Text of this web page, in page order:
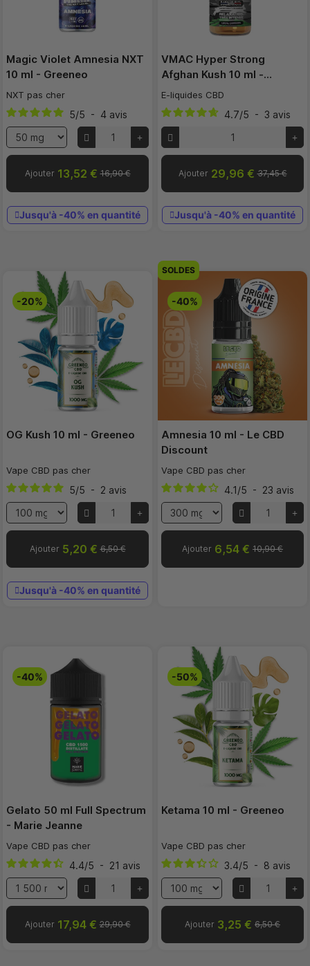
Magic Violet Amnesia NXT
10 ml - Greeneo
NXT pas cher
5/5 - 4 avis
Ajouter 13,52 € 16,90 €
Jusqu'à -40% en quantité
VMAC Hyper Strong
Afghan Kush 10 ml -…
E-liquides CBD
4.7/5 - 3 avis
Ajouter 29,96 € 37,45 €
Jusqu'à -40% en quantité
-20%
OG Kush 10 ml - Greeneo
Vape CBD pas cher
5/5 - 2 avis
Ajouter 5,20 € 6,50 €
Jusqu'à -40% en quantité
SOLDES
-40%
Amnesia 10 ml - Le CBD
Discount
Vape CBD pas cher
4.1/5 - 23 avis
Ajouter 6,54 € 10,90 €
-40%
Gelato 50 ml Full Spectrum
- Marie Jeanne
Vape CBD pas cher
4.4/5 - 21 avis
Ajouter 17,94 € 29,90 €
-50%
Ketama 10 ml - Greeneo
Vape CBD pas cher
3.4/5 - 8 avis
Ajouter 3,25 € 6,50 €